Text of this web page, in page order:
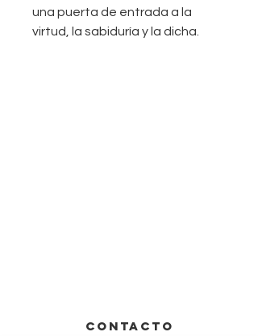
una puerta de entrada a la
virtud, la sabiduría y la dicha.
CONTACTO